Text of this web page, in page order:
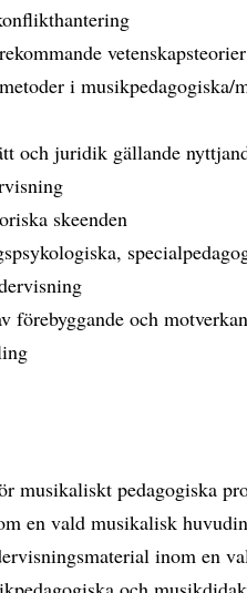
i musikpedagogiska/
och juridik gällande
skeenden
förebyggande och
musikaliskt pedagogiska
en vald musikalisk
inom en